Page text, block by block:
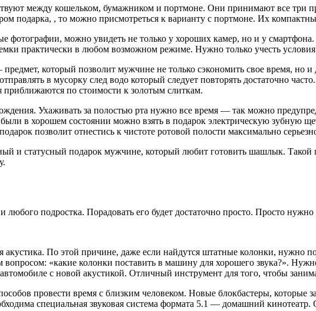
между кошельком, бумажником и портмоне. Они принимают все три
подарка, , то можно присмотреться к варианту с портмоне. Их
фотографии, можно увидеть не только у хороших камер, но и у
практически в любом возможном режиме. Нужно только учесть
который позволит мужчине не только сэкономить свое время, но
в мусорку след водо который следует повторять достаточно
по стоимости к золотым слиткам.
Ухаживать за полостью рта нужно все время — так можно
в хорошем состоянии можно взять в подарок электрическую зубную
позволит отнестись к чистоте ротовой полости максимально
и статусный подарок мужчине, который любит готовить шашлык. Такой
подростка. Порадовать его будет достаточно просто. Просто
акустика. По этой причине, даже если найдутся штатные колонки, нужно
«какие колонки поставить в машину для хорошего звука?».
с новой акустикой. Отличный инструмент для того, чтобы
провести время с близким человеком. Новые блокбастеры,
специальная звуковая система формата 5.1 — домашний